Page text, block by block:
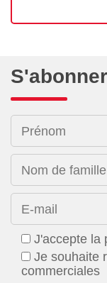
Prénom
Nom de famille
E-mail
J'accepte la
Je souhaite
commerciales